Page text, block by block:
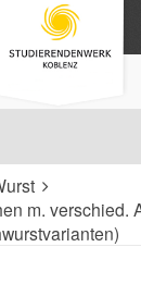
m. verschied.